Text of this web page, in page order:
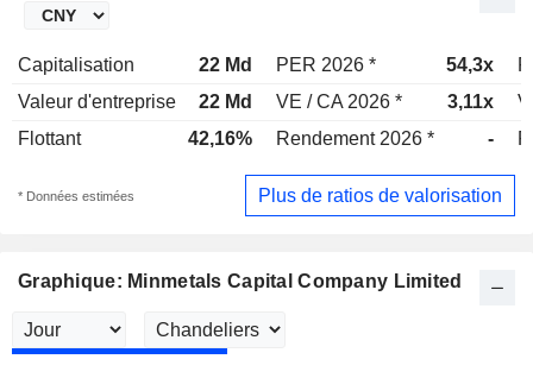
Capitalisation 22 Md PER 2026 * 54,3x
Valeur d'entreprise
22 Md VE / CA 2026 * 3,11x
Flottant
42,16% Rendement 2026 * -
* Données estimées Plus de ratios de valorisation
Graphique: Minmetals Capital Company Limited